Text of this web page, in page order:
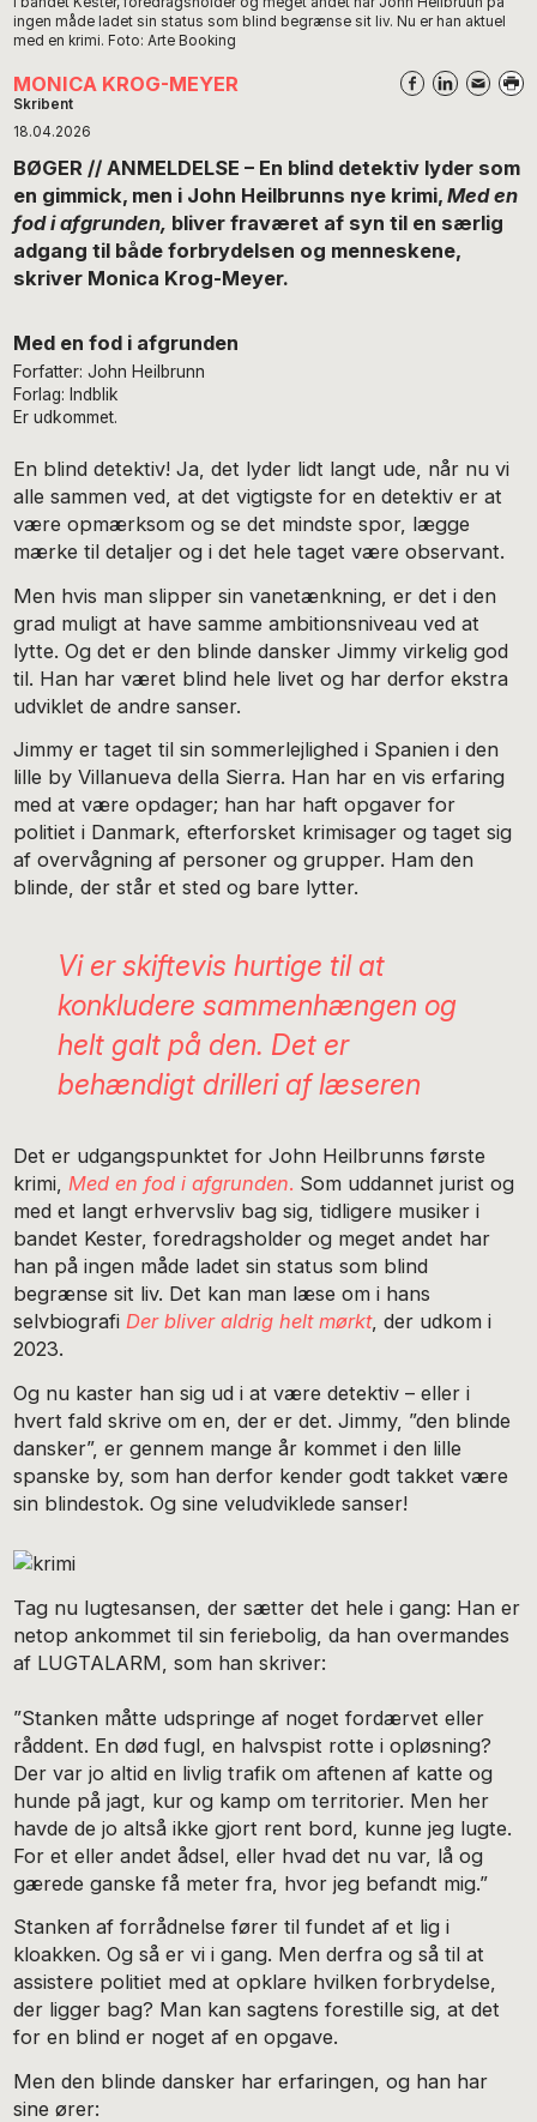
ingen måde ladet sin status som blind begrænse sit liv. Nu er han aktuel
med en krimi. Foto: Arte Booking
MONICA KROG-MEYER
Skribent
18.04.2026
BØGER // ANMELDELSE – En blind detektiv lyder som
en gimmick, men i John Heilbrunns nye krimi,Med en
fod i afgrunden, bliver fraværet af syn til en særlig
adgang til både forbrydelsen og menneskene,
skriver Monica Krog-Meyer.
Med en fod i afgrunden
Forfatter: John Heilbrunn
Forlag: Indblik
Er udkommet.
En blind detektiv! Ja, det lyder lidt langt ude, når nu vi
alle sammen ved, at det vigtigste for en detektiv er at
være opmærksom og se det mindste spor, lægge
mærke til detaljer og i det hele taget være observant.
Men hvis man slipper sin vanetænkning, er det i den
grad muligt at have samme ambitionsniveau ved at
lytte. Og det er den blinde dansker Jimmy virkelig god
til. Han har været blind hele livet og har derfor ekstra
udviklet de andre sanser.
Jimmy er taget til sin sommerlejlighed i Spanien i den
lille by Villanueva della Sierra. Han har en vis erfaring
med at være opdager; han har haft opgaver for
politiet i Danmark, efterforsket krimisager og taget sig
af overvågning af personer og grupper. Ham den
blinde, der står et sted og bare lytter.
Vi er skiftevis hurtige til at
konkludere sammenhængen og
helt galt på den. Det er
behændigt drilleri af læseren
Det er udgangspunktet for John Heilbrunns første
krimi, Med en fod i afgrunden. Som uddannet jurist og
med et langt erhvervsliv bag sig, tidligere musiker i
bandet Kester, foredragsholder og meget andet har
han på ingen måde ladet sin status som blind
begrænse sit liv. Det kan man læse om i hans
selvbiografi Der bliver aldrig helt mørkt, der udkom i
2023.
Og nu kaster han sig ud i at være detektiv – eller i
hvert fald skrive om en, der er det. Jimmy, ”den blinde
dansker”, er gennem mange år kommet i den lille
spanske by, som han derfor kender godt takket være
sin blindestok. Og sine veludviklede sanser!
Tag nu lugtesansen, der sætter det hele i gang: Han er
netop ankommet til sin feriebolig, da han overmandes
af LUGTALARM, som han skriver:
”Stanken måtte udspringe af noget fordærvet eller
råddent. En død fugl, en halvspist rotte i opløsning?
Der var jo altid en livlig trafik om aftenen af katte og
hunde på jagt, kur og kamp om territorier. Men her
havde de jo altså ikke gjort rent bord, kunne jeg lugte.
For et eller andet ådsel, eller hvad det nu var, lå og
gærede ganske få meter fra, hvor jeg befandt mig.”
Stanken af forrådnelse fører til fundet af et lig i
kloakken. Og så er vi i gang. Men derfra og så til at
assistere politiet med at opklare hvilken forbrydelse,
der ligger bag? Man kan sagtens forestille sig, at det
for en blind er noget af en opgave.
Men den blinde dansker har erfaringen, og han har
sine ører: